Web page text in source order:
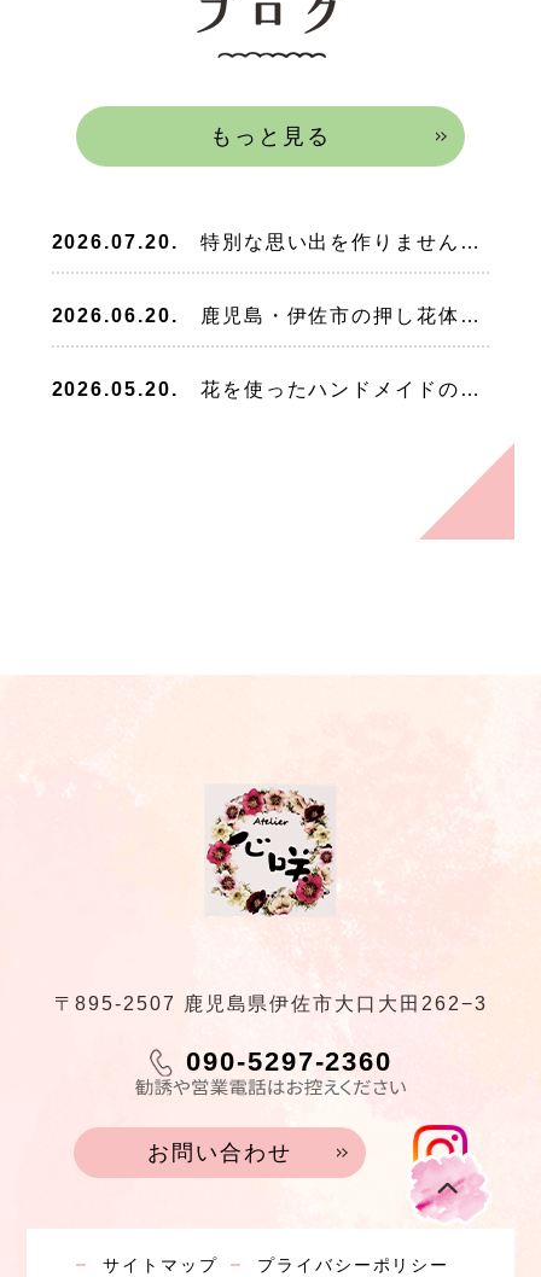
もっと見る
2026.07.20. 特別な思い出を作りませんか？
2026.06.20. 鹿児島・伊佐市の押し花体験教室
2026.05.20. 花を使ったハンドメイドのギフトづくりの楽しみ方
〒895-2507 鹿児島県伊佐市大口大田262−3
090-5297-2360
お問い合わせ
サイトマップ プライバシーポリシー